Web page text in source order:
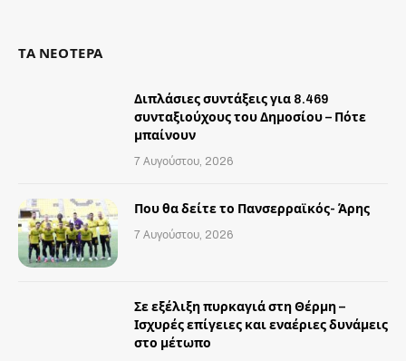
ΤΑ ΝΕΟΤΕΡΑ
Διπλάσιες συντάξεις για 8.469
συνταξιούχους του Δημοσίου – Πότε
μπαίνουν
7 Αυγούστου, 2026
Που θα δείτε το Πανσερραϊκός- Άρης
7 Αυγούστου, 2026
Σε εξέλιξη πυρκαγιά στη Θέρμη –
Ισχυρές επίγειες και εναέριες δυνάμεις
στο μέτωπο